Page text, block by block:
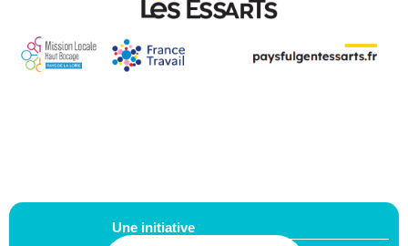
Une initiative